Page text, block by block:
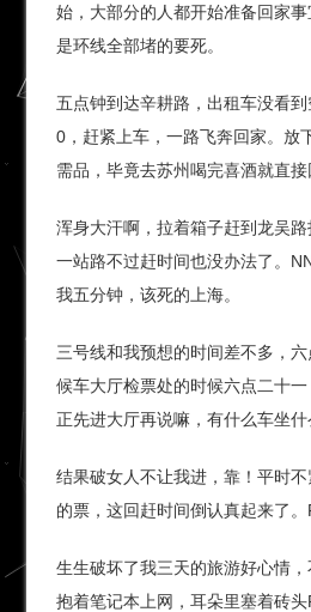
始，大部分的人都开始准备回家
是环线全部堵的要死。
五点钟到达辛耕路，出租车没看
0，赶紧上车，一路飞奔回家。放
需品，毕竟去苏州喝完喜酒就直接
浑身大汗啊，拉着箱子赶到龙吴
一站路不过赶时间也没办法了。
我五分钟，该死的上海。
三号线和我预想的时间差不多，
候车大厅检票处的时候六点二十
正先进大厅再说嘛，有什么车坐什
结果破女人不让我进，靠！平时
的票，这回赶时间倒认真起来了。
生生破坏了我三天的旅游好心情
抱着笔记本上网，耳朵里塞着砖